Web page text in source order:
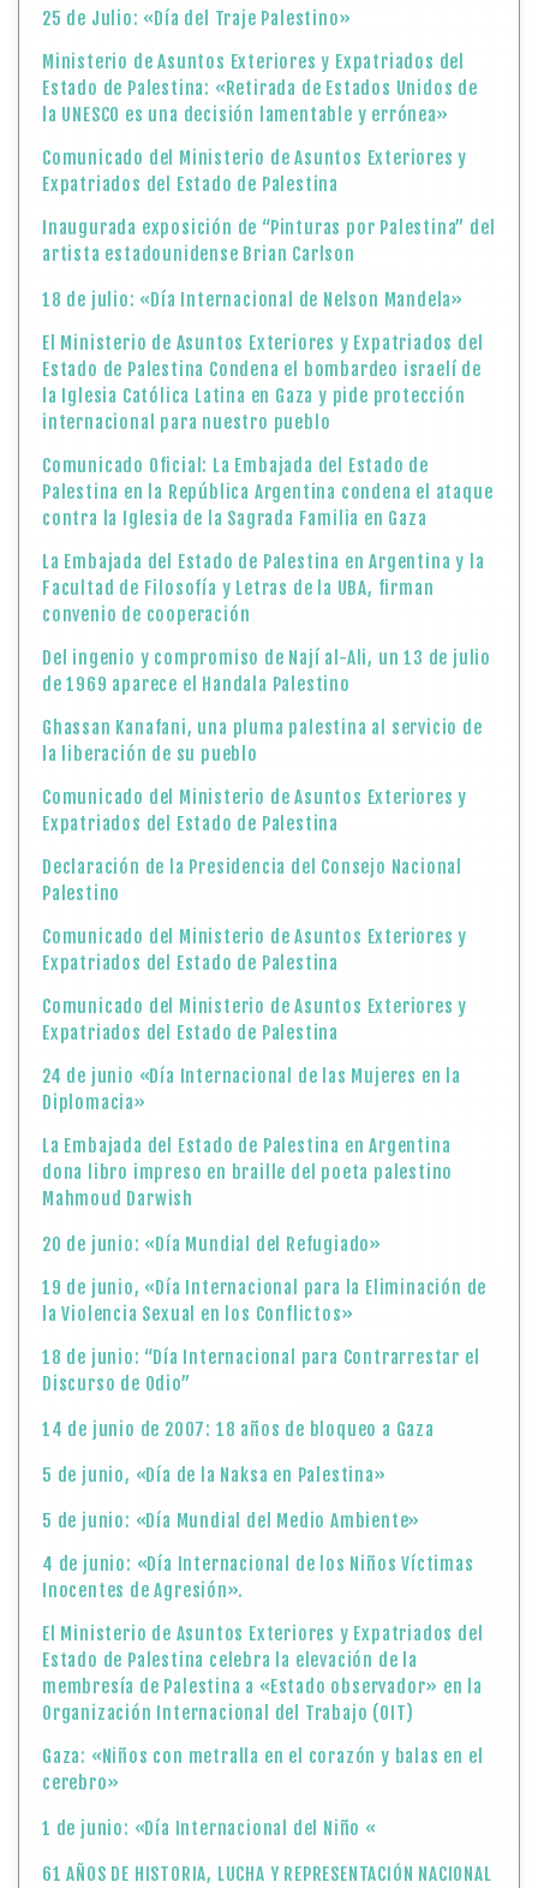
25 de Julio: «Día del Traje Palestino»
Ministerio de Asuntos Exteriores y Expatriados del
Estado de Palestina: «Retirada de Estados Unidos de
la UNESCO es una decisión lamentable y errónea»
Comunicado del Ministerio de Asuntos Exteriores y
Expatriados del Estado de Palestina
Inaugurada exposición de “Pinturas por Palestina” del
artista estadounidense Brian Carlson
18 de julio: «Día Internacional de Nelson Mandela»
El Ministerio de Asuntos Exteriores y Expatriados del
Estado de Palestina Condena el bombardeo israelí de
la Iglesia Católica Latina en Gaza y pide protección
internacional para nuestro pueblo
Comunicado Oficial: La Embajada del Estado de
Palestina en la República Argentina condena el ataque
contra la Iglesia de la Sagrada Familia en Gaza
La Embajada del Estado de Palestina en Argentina y la
Facultad de Filosofía y Letras de la UBA, firman
convenio de cooperación
Del ingenio y compromiso de Nají al-Ali, un 13 de julio
de 1969 aparece el Handala Palestino
Ghassan Kanafani, una pluma palestina al servicio de
la liberación de su pueblo
Comunicado del Ministerio de Asuntos Exteriores y
Expatriados del Estado de Palestina
Declaración de la Presidencia del Consejo Nacional
Palestino
Comunicado del Ministerio de Asuntos Exteriores y
Expatriados del Estado de Palestina
Comunicado del Ministerio de Asuntos Exteriores y
Expatriados del Estado de Palestina
24 de junio «Día Internacional de las Mujeres en la
Diplomacia»
La Embajada del Estado de Palestina en Argentina
dona libro impreso en braille del poeta palestino
Mahmoud Darwish
20 de junio: «Día Mundial del Refugiado»
19 de junio, «Día Internacional para la Eliminación de
la Violencia Sexual en los Conflictos»
18 de junio: “Día Internacional para Contrarrestar el
Discurso de Odio”
14 de junio de 2007: 18 años de bloqueo a Gaza
5 de junio, «Día de la Naksa en Palestina»
5 de junio: «Día Mundial del Medio Ambiente»
4 de junio: «Día Internacional de los Niños Víctimas
Inocentes de Agresión».
El Ministerio de Asuntos Exteriores y Expatriados del
Estado de Palestina celebra la elevación de la
membresía de Palestina a «Estado observador» en la
Organización Internacional del Trabajo (OIT)
Gaza: «Niños con metralla en el corazón y balas en el
cerebro»
1 de junio: «Día Internacional del Niño «
61 AÑOS DE HISTORIA, LUCHA Y REPRESENTACIÓN NACIONAL